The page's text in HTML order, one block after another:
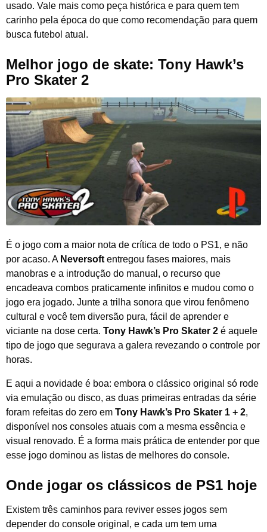
usado. Vale mais como peça histórica e para quem tem
carinho pela época do que como recomendação para quem
busca futebol atual.
Melhor jogo de skate: Tony Hawk’s
Pro Skater 2
É o jogo com a maior nota de crítica de todo o PS1, e não
por acaso. A Neversoft entregou fases maiores, mais
manobras e a introdução do manual, o recurso que
encadeava combos praticamente infinitos e mudou como o
jogo era jogado. Junte a trilha sonora que virou fenômeno
cultural e você tem diversão pura, fácil de aprender e
viciante na dose certa. Tony Hawk’s Pro Skater 2 é aquele
tipo de jogo que segurava a galera revezando o controle por
horas.
E aqui a novidade é boa: embora o clássico original só rode
via emulação ou disco, as duas primeiras entradas da série
foram refeitas do zero em Tony Hawk’s Pro Skater 1 + 2,
disponível nos consoles atuais com a mesma essência e
visual renovado. É a forma mais prática de entender por que
esse jogo dominou as listas de melhores do console.
Onde jogar os clássicos de PS1 hoje
Existem três caminhos para reviver esses jogos sem
depender do console original, e cada um tem uma